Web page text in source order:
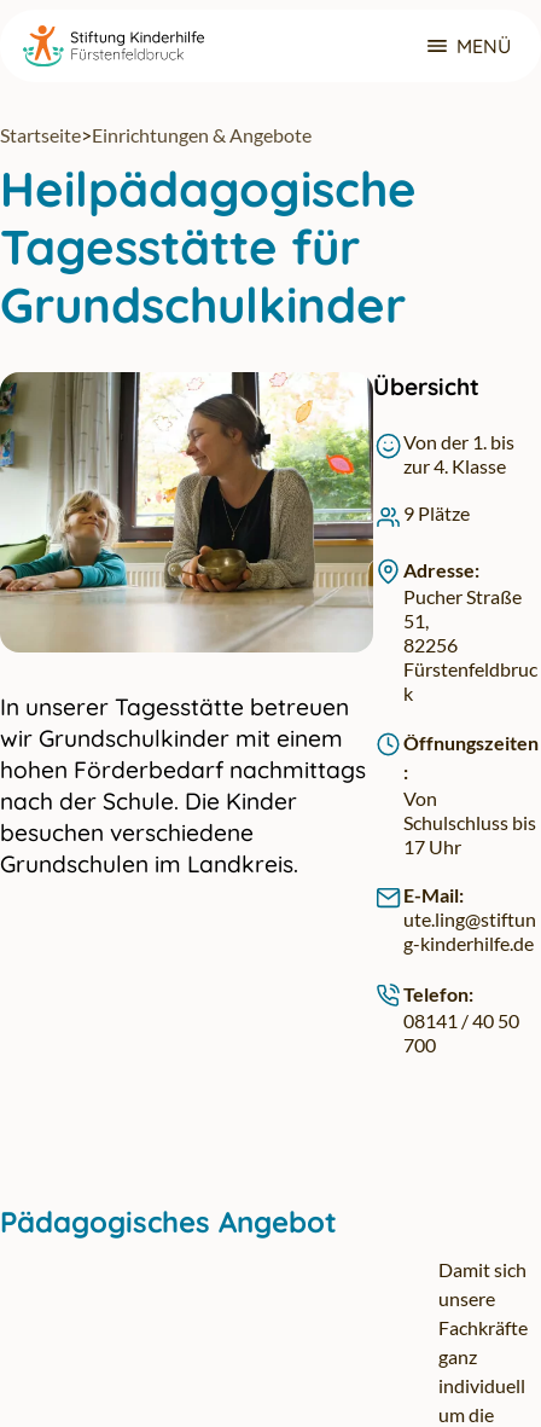
Zum Hauptinhalt springen
MENÜ
Startseite>Einrichtungen & Angebote
Heilpädagogische
Tagesstätte für
Grundschulkinder
In unserer Tagesstätte betreuen
wir Grundschulkinder mit einem
hohen Förderbedarf nachmittags
nach der Schule. Die Kinder
besuchen verschiedene
Grundschulen im Landkreis.
Übersicht
Von der 1. bis
zur 4. Klasse
9 Plätze
Adresse:
Pucher Straße
51,
82256
Fürstenfeldbruc
k
Öffnungszeiten
:
Von
Schulschluss bis
17 Uhr
E-Mail:
ute.ling@stiftun
g-kinderhilfe.de
Telefon:
08141 / 40 50
700
Pädagogisches Angebot
Damit sich
unsere
Fachkräfte
ganz
individuell
um die